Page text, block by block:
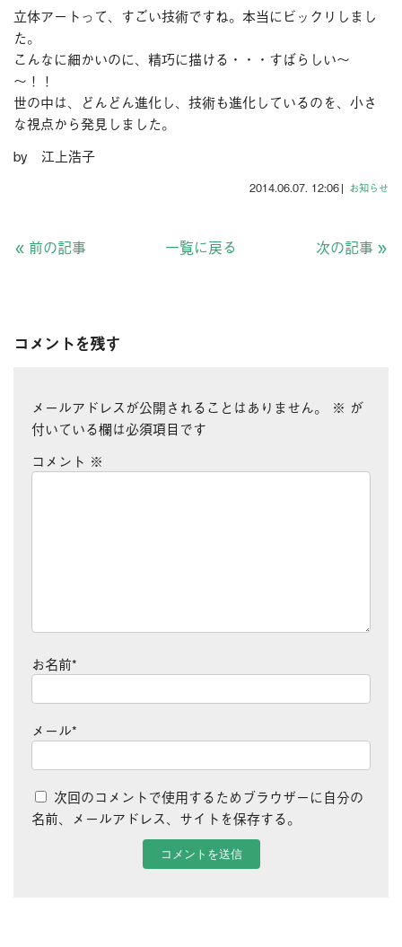
立体アートって、すごい技術ですね。本当にビックリしまし
た。
こんなに細かいのに、精巧に描ける・・・すばらしい～
～！！
世の中は、どんどん進化し、技術も進化しているのを、小さ
な視点から発見しました。
by 江上浩子
2014.06.07. 12:06 | お知らせ
« 前の記事 一覧に戻る 次の記事 »
コメントを残す
メールアドレスが公開されることはありません。 ※ が
付いている欄は必須項目です
コメント ※
お名前*
メール*
次回のコメントで使用するためブラウザーに自分の
名前、メールアドレス、サイトを保存する。